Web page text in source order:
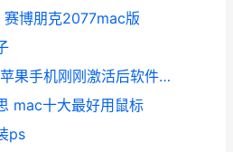
博朋克2077mac版
mac和ipad屏幕互通 苹果手机刚刚激活后软件黑色
mac十大最好用鼠标
ps